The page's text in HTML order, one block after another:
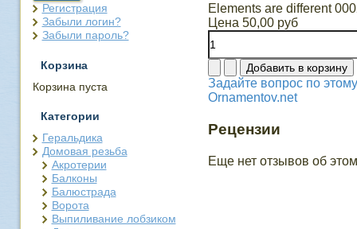
Регистрация
Забыли логин?
Забыли пароль?
Корзина
Корзина пуста
Категории
Геральдика
Домовая резьба
Акротерии
Балконы
Балюстрада
Ворота
Выпиливание лобзиком
Elements are different
Цена 50,00 руб
Задайте вопрос по
Ornamentov.net
Рецензии
Еще нет отзывов об